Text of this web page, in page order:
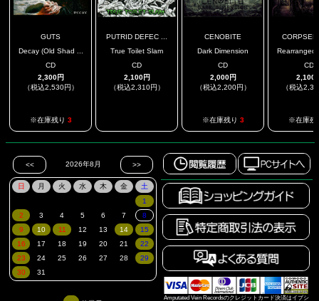
GUTS
Decay (Old Shad ...
CD
2,300円
（税込2,530円）
※在庫残り 3
PUTRID DEFEC ...
True Toilet Slam
CD
2,100円
（税込2,310円）
CENOBITE
Dark Dimension
CD
2,000円
（税込2,200円）
※在庫残り 3
Rearranged
CD
2,100
（税込
※在庫残
Amputated Vein Recordsのクレジットカード決済はイプシ